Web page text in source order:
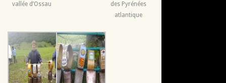
vallée d’Ossau
des Pyrénées
atlantique